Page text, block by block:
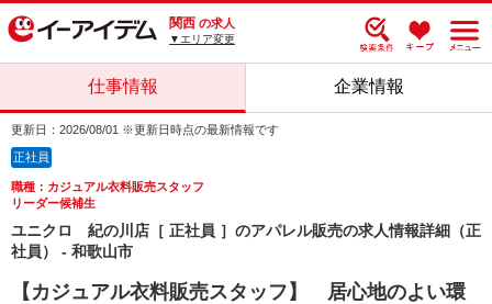
関西 の求人
▼エリア変更
仕事情報 企業情報
更新日：2026/08/01 ※更新日時点の最新情報です
正社員
職種：カジュアル衣料販売スタッフ
リーダー候補生
ユニクロ 紀の川店［ 正社員 ］のアパレル販売の求人情報詳細（正
社員） - 和歌山市
【カジュアル衣料販売スタッフ】 居心地のよい環